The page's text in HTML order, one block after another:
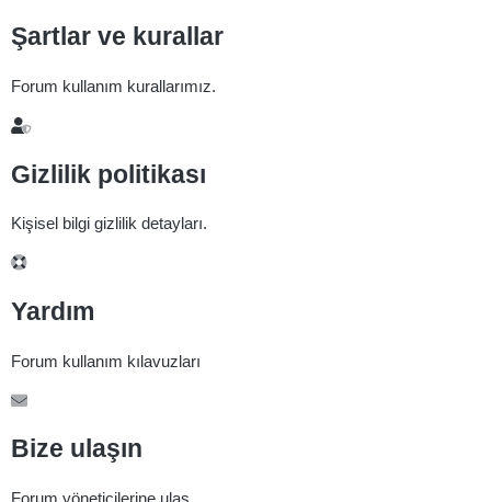
Şartlar ve kurallar
Forum kullanım kurallarımız.
Gizlilik politikası
Kişisel bilgi gizlilik detayları.
Yardım
Forum kullanım kılavuzları
Bize ulaşın
Forum yöneticilerine ulaş.